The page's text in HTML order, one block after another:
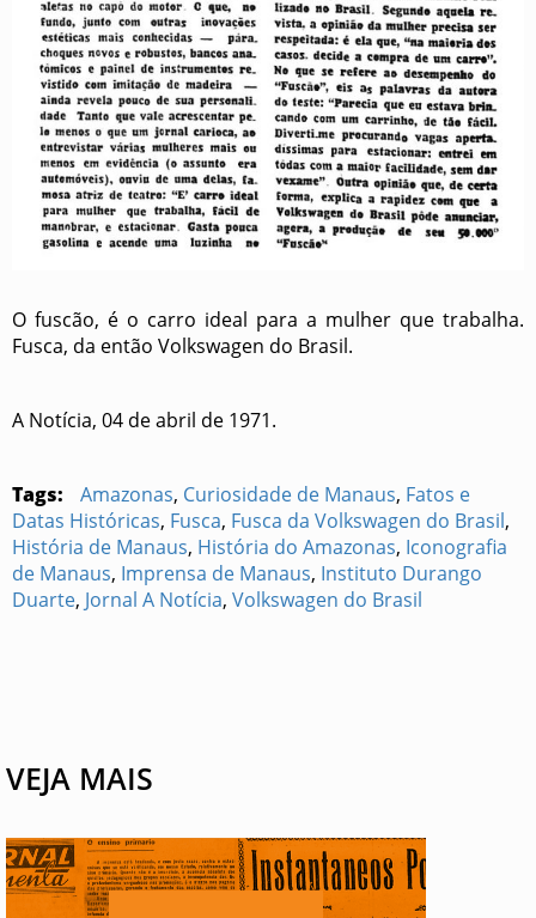
O fuscão, é o carro ideal para a mulher que trabalha.
Fusca, da então Volkswagen do Brasil.
A Notícia, 04 de abril de 1971.
Tags: Amazonas, Curiosidade de Manaus, Fatos e
Datas Históricas, Fusca, Fusca da Volkswagen do Brasil,
História de Manaus, História do Amazonas, Iconografia
de Manaus, Imprensa de Manaus, Instituto Durango
Duarte, Jornal A Notícia, Volkswagen do Brasil
VEJA MAIS